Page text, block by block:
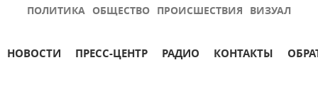
ПОЛИТИКА ОБЩЕСТВО ПРОИСШЕСТВИЯ ВИЗУАЛ
НОВОСТИ ПРЕСС-ЦЕНТР РАДИО КОНТАКТЫ